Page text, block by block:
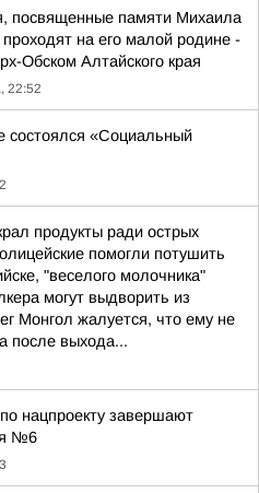
посвященные памяти Михаила
на его малой родине -
Обском Алтайского края
22:52
состоялся «Социальный
продукты ради острых
помогли потушить
"веселого молочника"
могут выдворить из
Монгол жалуется, что ему не
после выхода...
нацпроекту завершают
№6